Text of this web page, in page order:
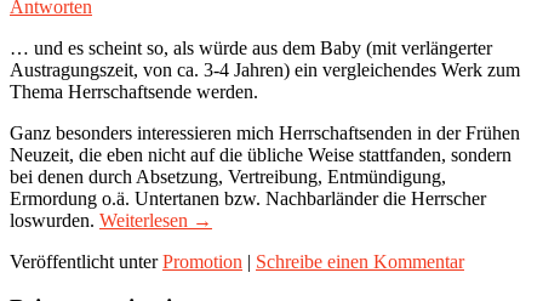
Antworten
… und es scheint so, als würde aus dem Baby (mit verlängerter
Austragungszeit, von ca. 3-4 Jahren) ein vergleichendes Werk zum
Thema Herrschaftsende werden.
Ganz besonders interessieren mich Herrschaftsenden in der Frühen
Neuzeit, die eben nicht auf die übliche Weise stattfanden, sondern
bei denen durch Absetzung, Vertreibung, Entmündigung,
Ermordung o.ä. Untertanen bzw. Nachbarländer die Herrscher
loswurden. Weiterlesen →
Veröffentlicht unter Promotion | Schreibe einen Kommentar